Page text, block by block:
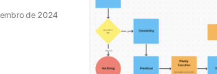
de 2024